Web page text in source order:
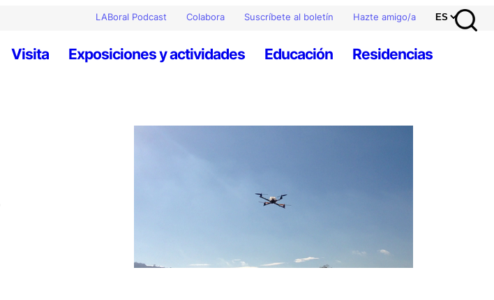
LABoral Podcast Colabora Suscríbete al boletín Hazte amigo/a
Visita Exposiciones y actividades Educación Residencias